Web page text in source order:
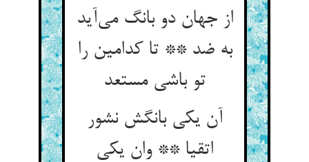
از جهان دو بانگ می‌آید
به ضد ** تا کدامین را
تو باشی مستعد
آن یکی بانگش نشور
اتقیا ** وان یکی